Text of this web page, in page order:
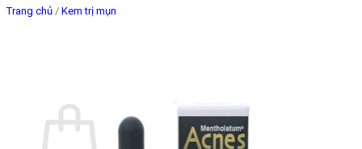
Trang chủ / Kem trị mụn